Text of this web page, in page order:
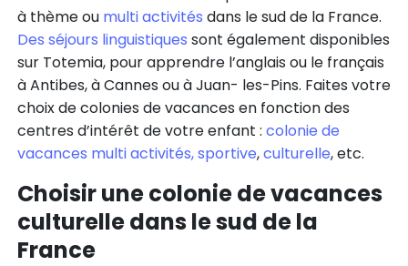
à thème ou multi activités dans le sud de la France.
Des séjours linguistiques sont également disponibles
sur Totemia, pour apprendre l’anglais ou le français
à Antibes, à Cannes ou à Juan- les-Pins. Faites votre
choix de colonies de vacances en fonction des
centres d’intérêt de votre enfant : colonie de
vacances multi activités,sportive,culturelle, etc.
Choisir une colonie de vacances
culturelle dans le sud de la
France